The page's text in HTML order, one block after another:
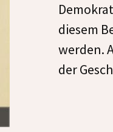
diesem
werden.
der